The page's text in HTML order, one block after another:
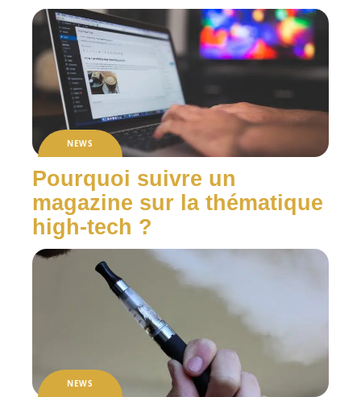
NEWS
Pourquoi suivre un
magazine sur la thématique
high-tech ?
NEWS